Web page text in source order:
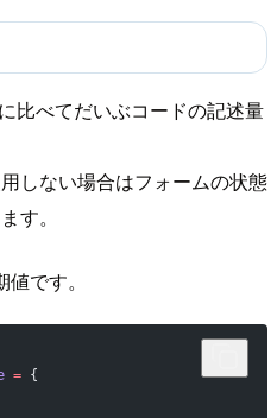
比べてだいぶコードの記述量
しない場合はフォームの状態
す。
です。
= {